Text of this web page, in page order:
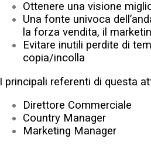
Ottenere una visione
Una fonte univoca
la forza vendita, il
Evitare inutili perdite di
copia/incolla
I principali referenti di questa
Direttore Commerciale
Country Manager
Marketing Manager